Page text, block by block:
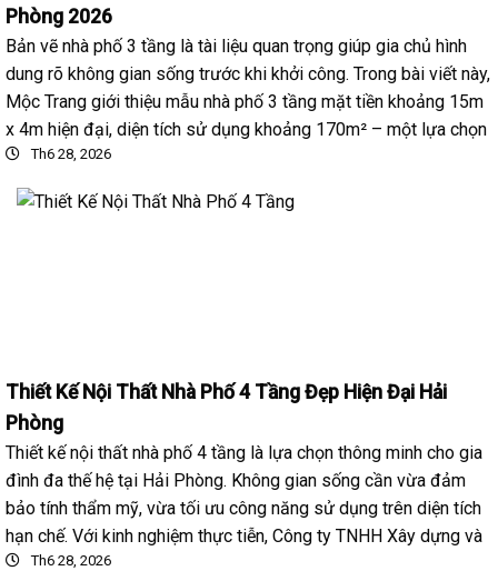
Phòng 2026
Bản vẽ nhà phố 3 tầng là tài liệu quan trọng giúp gia chủ hình
dung rõ không gian sống trước khi khởi công. Trong bài viết này,
Mộc Trang giới thiệu mẫu nhà phố 3 tầng mặt tiền khoảng 15m
x 4m hiện đại, diện tích sử dụng khoảng 170m² – một lựa chọn
Th6 28, 2026
Thiết Kế Nội Thất Nhà Phố 4 Tầng Đẹp Hiện Đại Hải
Phòng
Thiết kế nội thất nhà phố 4 tầng là lựa chọn thông minh cho gia
đình đa thế hệ tại Hải Phòng. Không gian sống cần vừa đảm
bảo tính thẩm mỹ, vừa tối ưu công năng sử dụng trên diện tích
hạn chế. Với kinh nghiệm thực tiễn, Công ty TNHH Xây dựng và
Th6 28, 2026